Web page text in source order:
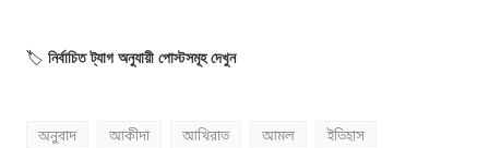
🏷️ নির্বাচিত ট্যাগ অনুযায়ী পোস্টসমূহ দেখুন
অনুবাদ আকীদা আখিরাত আমল ইতিহাস